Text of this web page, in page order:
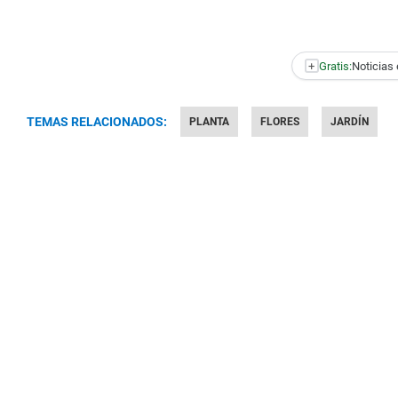
+ Gratis:Noticias
TEMAS RELACIONADOS: PLANTA FLORES JARDÍN